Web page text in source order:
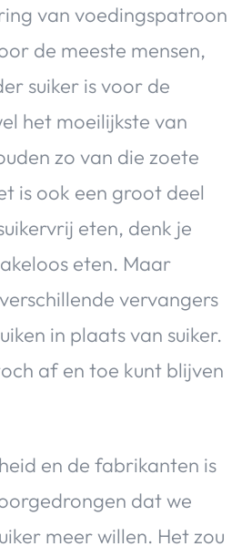
van voedingspatroon
de meeste mensen,
suiker is voor de
het moeilijkste van
zo van die zoete
is ook een groot deel
eten, denk je
eten. Maar
vervangers
in plaats van suiker.
af en toe kunt blijven
en de fabrikanten is
dat we
meer willen. Het zou